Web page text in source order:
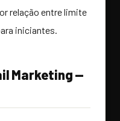
relação entre limite
iniciantes.
Marketing —